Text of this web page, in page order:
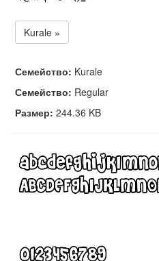
Kurale »
Семейство: Kurale
Семейство: Regular
Размер: 244.36 KB